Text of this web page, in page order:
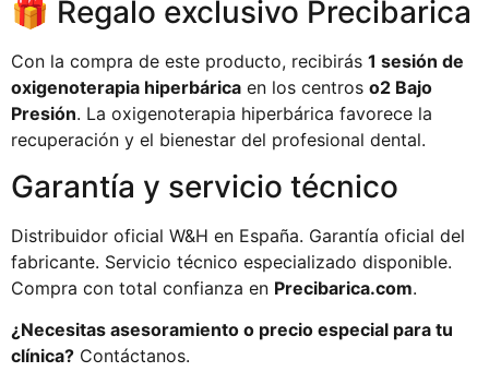
🎁 Regalo exclusivo Precibarica
Con la compra de este producto, recibirás 1 sesión de
oxigenoterapia hiperbárica en los centros o2 Bajo
Presión. La oxigenoterapia hiperbárica favorece la
recuperación y el bienestar del profesional dental.
Garantía y servicio técnico
Distribuidor oficial W&H en España. Garantía oficial del
fabricante. Servicio técnico especializado disponible.
Compra con total confianza en Precibarica.com.
¿Necesitas asesoramiento o precio especial para tu
clínica? Contáctanos.